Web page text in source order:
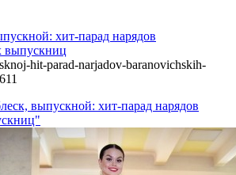
хит-парад нарядов
выпускниц
hit-parad-narjadov-baranovichskih-
выпускной: хит-парад нарядов